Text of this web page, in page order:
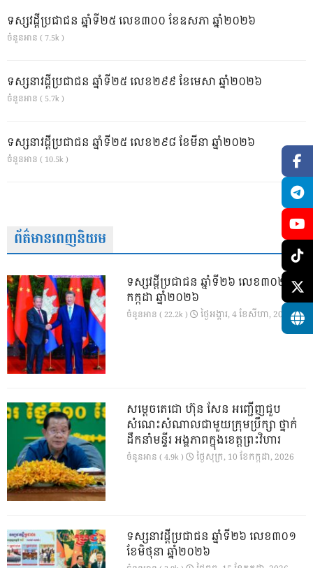
ទស្សវដ្តីប្រជាជន ឆ្នាំទី២៥ លេខ៣០០ ខែឧសភា ឆ្នាំ២០២៦
ចំនួនអាន ( 7.5k )
ទស្សនាវដ្ដីប្រជាជន ឆ្នាំទី២៥ លេខ២៩៩ ខែមេសា ឆ្នាំ២០២៦
ចំនួនអាន ( 5.7k )
ទស្សនាវដ្ដីប្រជាជន ឆ្នាំទី២៥ លេខ២៩៨ ខែមីនា ឆ្នាំ២០២៦
ចំនួនអាន ( 10.5k )
ព័ត៌មានពេញនិយម
ទស្សវដ្តីប្រជាជន ឆ្នាំទី២៦ លេខ៣០២ ខែ
កក្កដា ឆ្នាំ២០២៦
ចំនួនអាន ( 22.2k ) ថ្ងៃ​អង្គារ, 4 ខែ​សីហា, 2026
សម្តេចតេជោ ហ៊ុន សែន អញ្ជើញជួប
សំណេះសំណាលជាមួយក្រុមប្រឹក្សា ថ្នាក់
ដឹកនាំមន្ទីរ អង្គភាពក្នុងខេត្តព្រះវិហារ
ចំនួនអាន ( 4.9k ) ថ្ងៃ​សុក្រ, 10 ខែ​កក្កដា, 2026
ទស្សនាវដ្ដីប្រជាជន ឆ្នាំទី២៦ លេខ៣០១
ខែមិថុនា ឆ្នាំ២០២៦